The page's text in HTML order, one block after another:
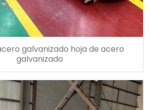
galvanizado hoja de acero
galvanizado